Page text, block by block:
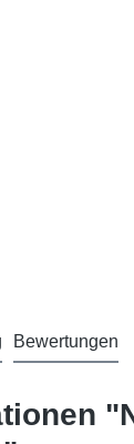
Bewertungen